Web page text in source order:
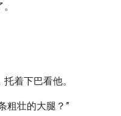
着下巴看他。
粗壮的大腿？”